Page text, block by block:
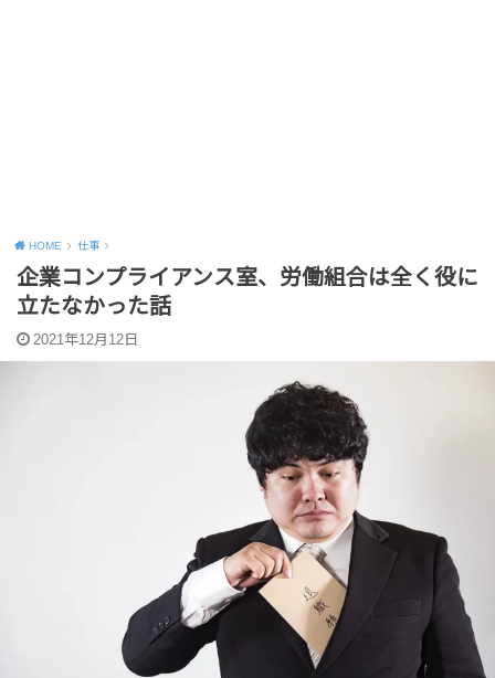
HOME 仕事
企業コンプライアンス室、労働組合は全く役に
立たなかった話
2021年12月12日